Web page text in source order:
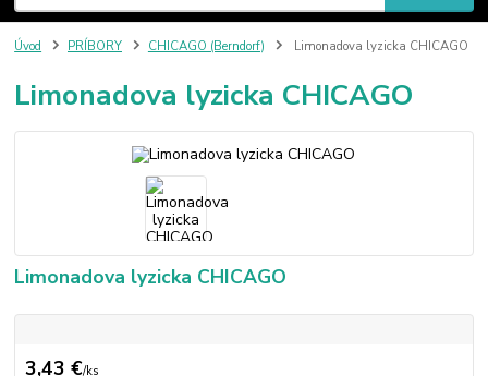
Úvod PRÍBORY CHICAGO (Berndorf) Limonadova lyzicka CHICAGO
Limonadova lyzicka CHICAGO
Limonadova lyzicka CHICAGO
3,43 €/ks